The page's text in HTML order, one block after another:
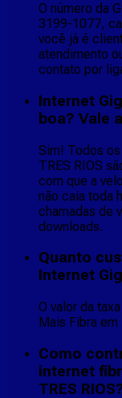
O número da
3199-1077,
você já é
atendimento
contato por
Internet
boa? Vale
Sim! Todos
TRES RIOS
com que a
não caia toda
chamadas de
downloads.
Quanto
Internet
O valor da
Mais Fibra em
Como
internet
TRES